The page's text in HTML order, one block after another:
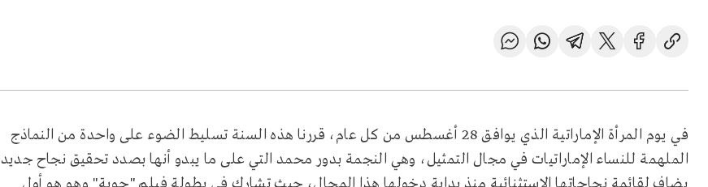
في يوم المرأة الإماراتية الذي يوافق 28 أغسطس من كل عام، قررنا هذه السنة تسليط الضوء على واحدة من النماذج
الملهمة للنساء الإماراتيات في مجال التمثيل، وهي النجمة بدور محمد التي على ما يبدو أنها بصدد تحقيق نجاح جديد